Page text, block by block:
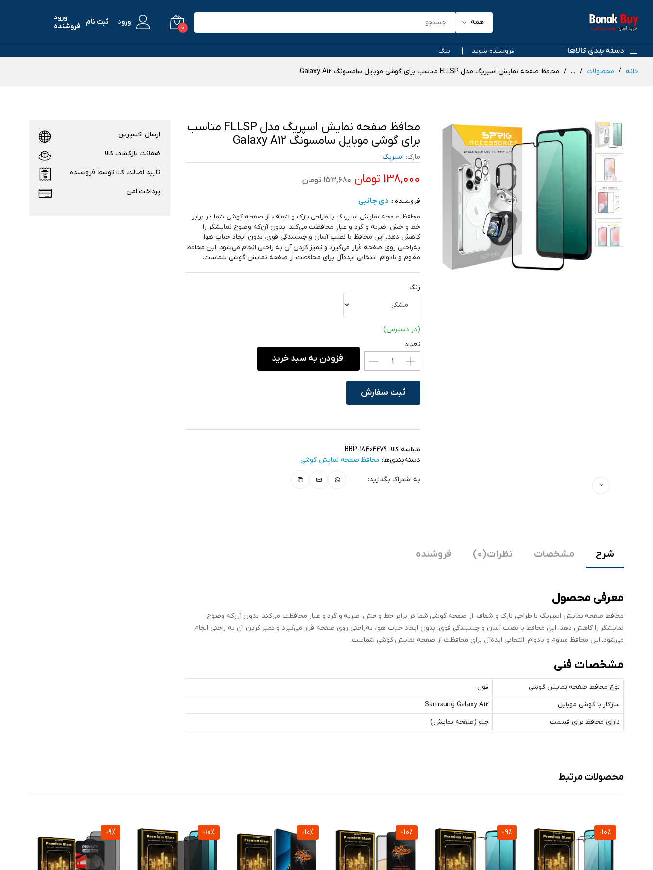
همه
0
ورود ثبت نام
ورود
فروشنده
دسته بندی کالاها فروشنده شوید بلاگ
خانه محصولات ... محافظ صفحه نمایش اسپریگ مدل FLLSP مناسب برای گوشی موبایل سامسونگ Galaxy A12
محافظ صفحه نمایش اسپریگ مدل FLLSP مناسب
برای گوشی موبایل سامسونگ Galaxy A12
مارک: اسپریگ
138,000 تومان 153,680 تومان
فروشنده :: دی جانبی
محافظ صفحه نمایش اسپریگ با طراحی نازک و شفاف، از صفحه گوشی شما در برابر
خط و خش، ضربه و گرد و غبار محافظت می‌کند، بدون آن‌که وضوح نمایشگر را
کاهش دهد. این محافظ با نصب آسان و چسبندگی قوی، بدون ایجاد حباب هوا،
به‌راحتی روی صفحه قرار می‌گیرد و تمیز کردن آن به راحتی انجام می‌شود. این محافظ
مقاوم و بادوام، انتخابی ایده‌آل برای محافظت از صفحه نمایش گوشی شماست.
رنگ
(در دسترس)
تعداد
افزودن به سبد خرید
ثبت سفارش
شناسه کالا: BBP-18404479
دسته‌بندی‌ها: محافظ صفحه نمایش گوشی
به اشتراک بگذارید:
شرح مشخصات نظرات (0) فروشنده
معرفی محصول
محافظ صفحه نمایش اسپریگ با طراحی نازک و شفاف، از صفحه گوشی شما در برابر خط و خش، ضربه و گرد و غبار محافظت می‌کند، بدون آن‌که وضوح
نمایشگر را کاهش دهد. این محافظ با نصب آسان و چسبندگی قوی، بدون ایجاد حباب هوا، به‌راحتی روی صفحه قرار می‌گیرد و تمیز کردن آن به راحتی انجام
می‌شود. این محافظ مقاوم و بادوام، انتخابی ایده‌آل برای محافظت از صفحه نمایش گوشی شماست.
مشخصات فنی
نوع محافظ صفحه نمایش گوشی
فول
سازگار با گوشی موبایل
Samsung Galaxy A12
دارای محافظ برای قسمت
جلو (صفحه نمایش)
ارسال اکسپرس
ضمانت بازگشت کالا
تایید اصالت کالا توسط فروشنده
پرداخت امن
محصولات مرتبط
-10%
-9%
-10%
-10%
-10%
-9%